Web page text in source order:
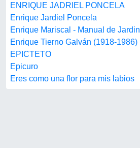
ENRIQUE JADRIEL PONCELA
Enrique Jardiel Poncela
Enrique Mariscal - Manual de
Enrique Tierno Galván (1918-1986)
EPICTETO
Epicuro
Eres como una flor para mis labios